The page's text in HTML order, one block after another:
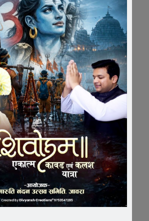
माह में बंद होंगे सभी अवैध कट, फोरलेन पर झाडय़िां
उतरा प्रशासन